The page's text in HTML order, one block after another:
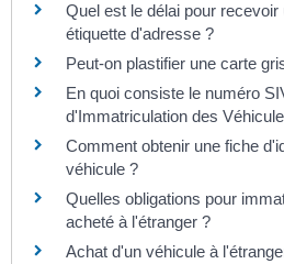
Quel est le délai pour
étiquette d'adresse ?
Peut-on plastifier une carte
En quoi consiste le numéro
d'Immatriculation des
Comment obtenir une fiche
véhicule ?
Quelles obligations pour
acheté à l'étranger ?
Achat d'un véhicule à